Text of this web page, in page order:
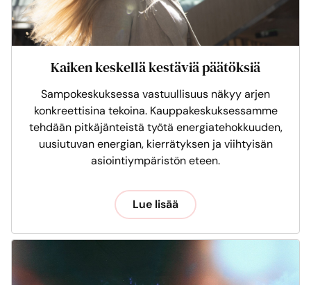
Kaiken keskellä kestäviä päätöksiä
Sampokeskuksessa vastuullisuus näkyy arjen
konkreettisina tekoina. Kauppakeskuksessamme
tehdään pitkäjänteistä työtä energiatehokkuuden,
uusiutuvan energian, kierrätyksen ja viihtyisän
asiointiympäristön eteen.
Lue lisää